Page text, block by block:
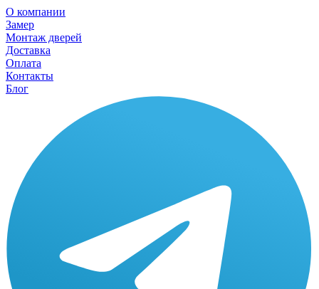
О компании
Замер
Монтаж дверей
Доставка
Оплата
Контакты
Блог